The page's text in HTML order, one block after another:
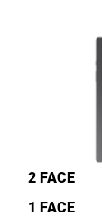
2 FACE
1 FACE